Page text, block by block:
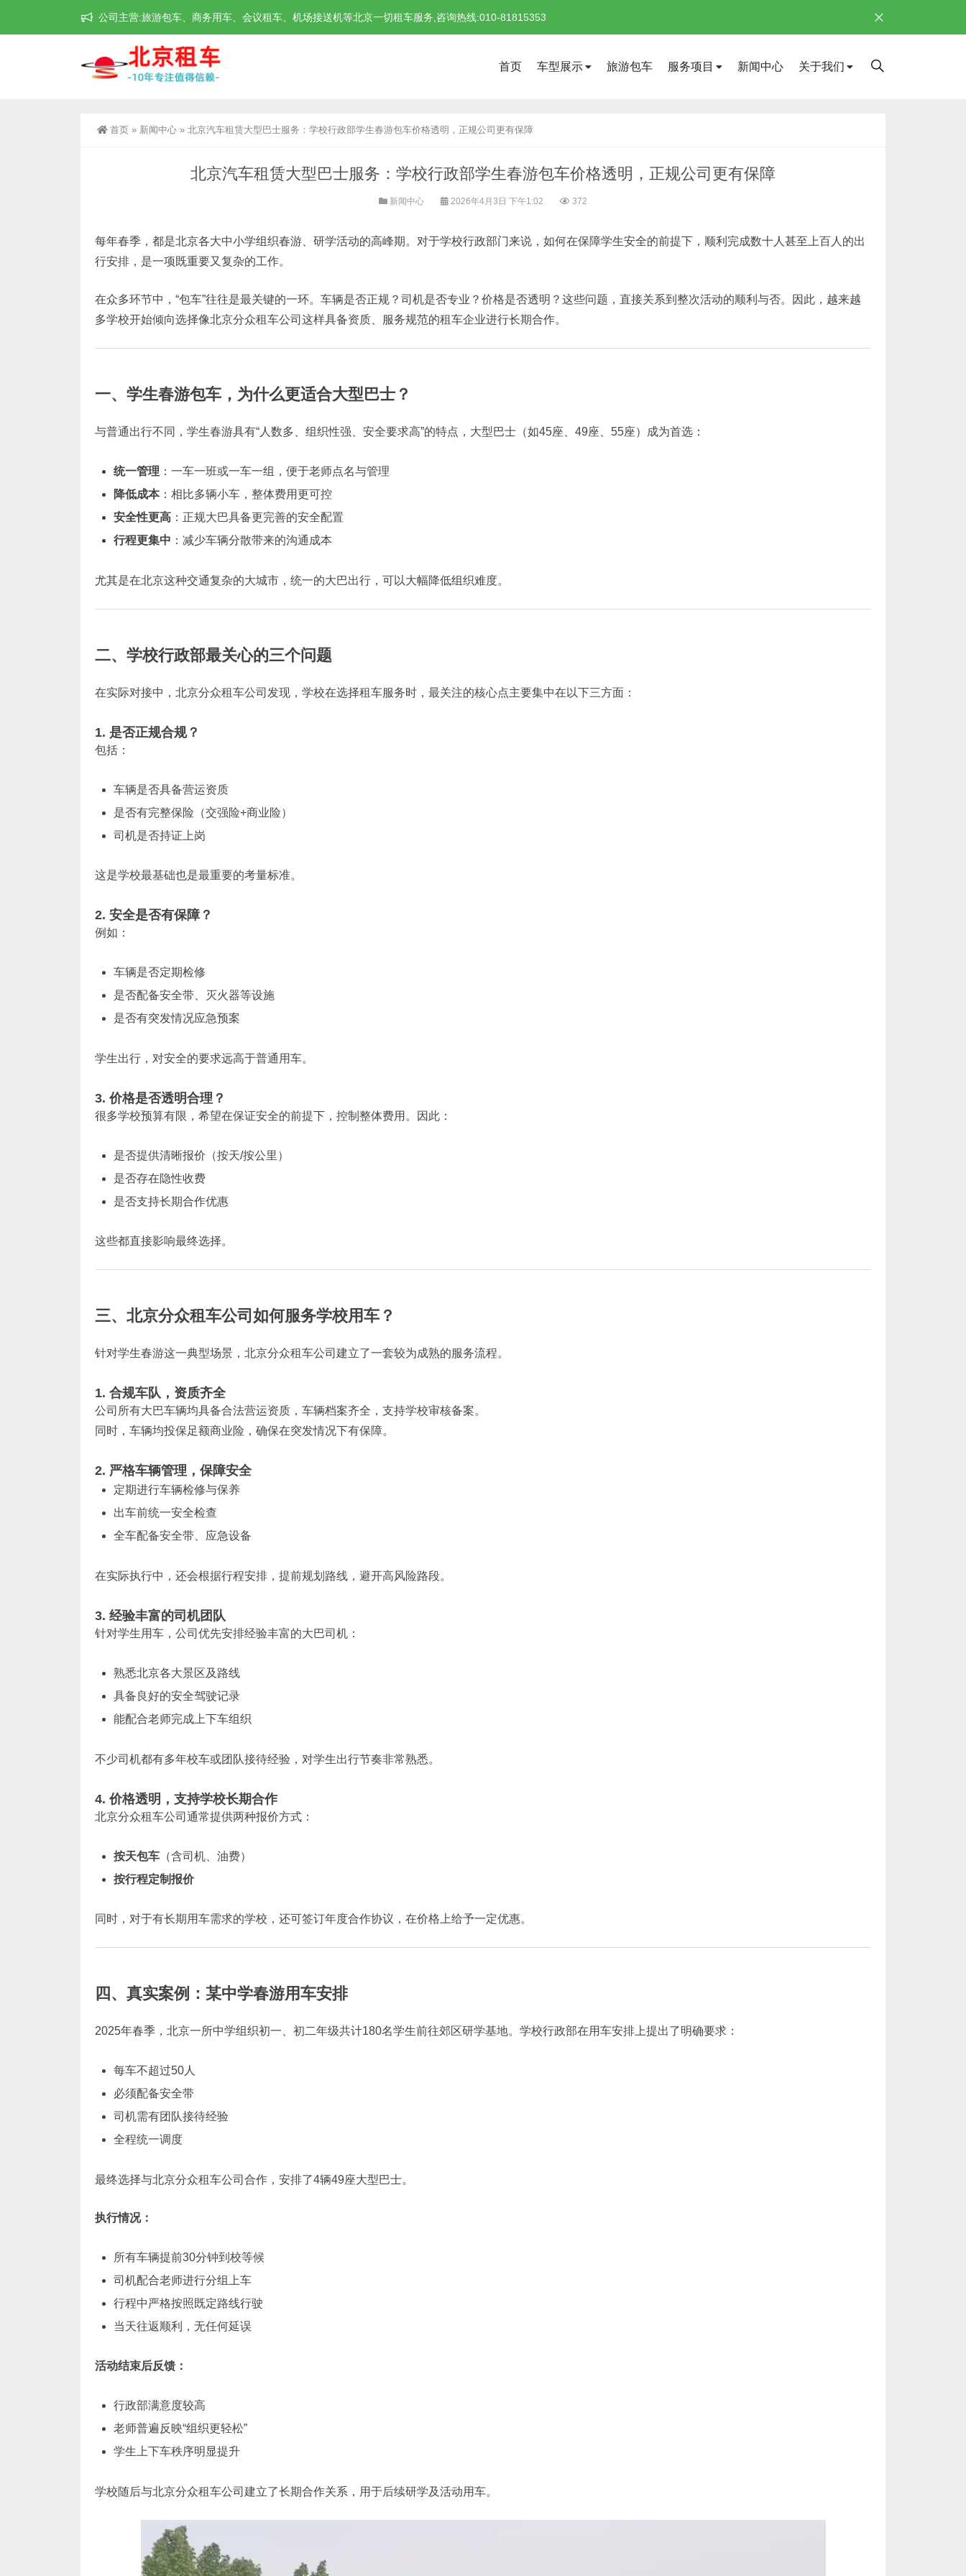
公司主营:旅游包车、商务用车、会议租车、机场接送机等北京一切租车服务,咨询热线:010-81815353
首页 车型展示 旅游包车 服务项目 新闻中心 关于我们
首页 » 新闻中心 » 北京汽车租赁大型巴士服务：学校行政部学生春游包车价格透明，正规公司更有保障
北京汽车租赁大型巴士服务：学校行政部学生春游包车价格透明，正规公司更有保障
新闻中心 2026年4月3日 下午1:02 372
每年春季，都是北京各大中小学组织春游、研学活动的高峰期。对于学校行政部门来说，如何在保障学生安全的前提下，顺利完成数十人甚至上百人的出
行安排，是一项既重要又复杂的工作。
在众多环节中，“包车”往往是最关键的一环。车辆是否正规？司机是否专业？价格是否透明？这些问题，直接关系到整次活动的顺利与否。因此，越来越
多学校开始倾向选择像北京分众租车公司这样具备资质、服务规范的租车企业进行长期合作。
一、学生春游包车，为什么更适合大型巴士？
与普通出行不同，学生春游具有“人数多、组织性强、安全要求高”的特点，大型巴士（如45座、49座、55座）成为首选：
统一管理 ：一车一班或一车一组，便于老师点名与管理
降低成本：相比多辆小车，整体费用更可控
安全性更高：正规大巴具备更完善的安全配置
行程更集中 ：减少车辆分散带来的沟通成本
尤其是在北京这种交通复杂的大城市，统一的大巴出行，可以大幅降低组织难度。
二、学校行政部最关心的三个问题
在实际对接中，北京分众租车公司发现，学校在选择租车服务时，最关注的核心点主要集中在以下三方面：
1. 是否正规合规？
包括：
车辆是否具备营运资质
是否有完整保险（交强险+商业险）
司机是否持证上岗
这是学校最基础也是最重要的考量标准。
2. 安全是否有保障？
例如：
车辆是否定期检修
是否配备安全带、灭火器等设施
是否有突发情况应急预案
学生出行，对安全的要求远高于普通用车。
3. 价格是否透明合理？
很多学校预算有限，希望在保证安全的前提下，控制整体费用。因此：
是否提供清晰报价（按天/按公里）
是否存在隐性收费
是否支持长期合作优惠
这些都直接影响最终选择。
三、北京分众租车公司如何服务学校用车？
针对学生春游这一典型场景，北京分众租车公司建立了一套较为成熟的服务流程。
1. 合规车队，资质齐全
公司所有大巴车辆均具备合法营运资质，车辆档案齐全，支持学校审核备案。
同时，车辆均投保足额商业险，确保在突发情况下有保障。
2. 严格车辆管理，保障安全
定期进行车辆检修与保养
出车前统一安全检查
全车配备安全带、应急设备
在实际执行中，还会根据行程安排，提前规划路线，避开高风险路段。
3. 经验丰富的司机团队
针对学生用车，公司优先安排经验丰富的大巴司机：
熟悉北京各大景区及路线
具备良好的安全驾驶记录
能配合老师完成上下车组织
不少司机都有多年校车或团队接待经验，对学生出行节奏非常熟悉。
4. 价格透明，支持学校长期合作
北京分众租车公司通常提供两种报价方式：
按天包车（含司机、油费）
按行程定制报价
同时，对于有长期用车需求的学校，还可签订年度合作协议，在价格上给予一定优惠。
四、真实案例：某中学春游用车安排
2025年春季，北京一所中学组织初一、初二年级共计180名学生前往郊区研学基地。学校行政部在用车安排上提出了明确要求：
每车不超过50人
必须配备安全带
司机需有团队接待经验
全程统一调度
最终选择与北京分众租车公司合作，安排了4辆49座大型巴士。
执行情况：
所有车辆提前30分钟到校等候
司机配合老师进行分组上车
行程中严格按照既定路线行驶
当天往返顺利，无任何延误
活动结束后反馈：
行政部满意度较高
老师普遍反映“组织更轻松”
学生上下车秩序明显提升
学校随后与北京分众租车公司建立了长期合作关系，用于后续研学及活动用车。